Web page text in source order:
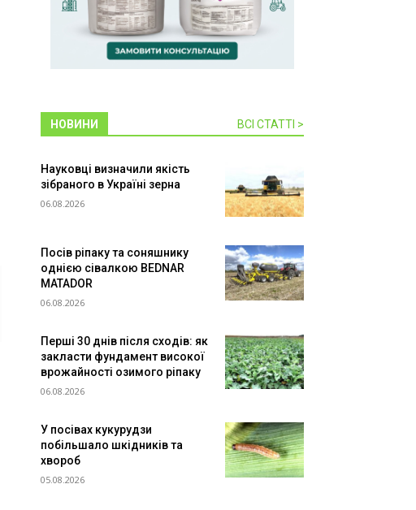
НОВИНИ ВСІ СТАТТІ >
Науковці визначили якість
зібраного в Україні зерна
06.08.2026
Посів ріпаку та соняшнику
однією сівалкою BEDNAR
MATADOR
06.08.2026
Перші 30 днів після сходів: як
закласти фундамент високої
врожайності озимого ріпаку
06.08.2026
У посівах кукурудзи
побільшало шкідників та
хвороб
05.08.2026